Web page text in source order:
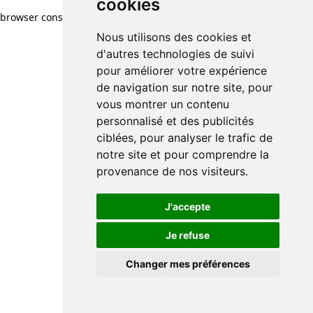
cookies
Nous utilisons des cookies et
d'autres technologies de suivi
pour améliorer votre expérience
de navigation sur notre site, pour
vous montrer un contenu
personnalisé et des publicités
ciblées, pour analyser le trafic de
notre site et pour comprendre la
provenance de nos visiteurs.
J'accepte
Je refuse
Changer mes préférences
browser console for more information)